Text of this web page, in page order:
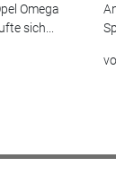
Omega
sich...